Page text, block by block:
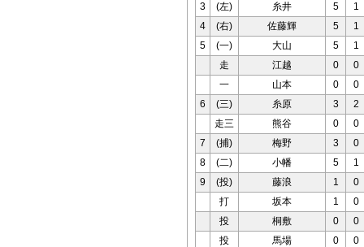
3
(左) 糸井 5
1
4
(右) 佐藤輝 5
1
5
(一) 大山 5
1
走
江越 0
0
一
山本 0
0
6
(三) 糸原 3
2
走三
熊谷 0
0
7
(捕) 梅野 3
0
8
(二) 小幡 5
1
9
(投) 藤浪 1
0
打
坂本 1
0
投
桐敷 0
0
投
馬場 0
0